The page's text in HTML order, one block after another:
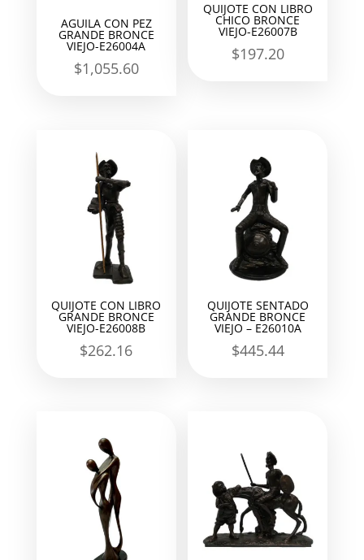
AGUILA CON PEZ
GRANDE BRONCE
VIEJO-E26004A
$1,055.60
QUIJOTE CON LIBRO
CHICO BRONCE
VIEJO-E26007B
$197.20
QUIJOTE CON LIBRO
GRANDE BRONCE
VIEJO-E26008B
$262.16
QUIJOTE SENTADO
GRANDE BRONCE
VIEJO – E26010A
$445.44